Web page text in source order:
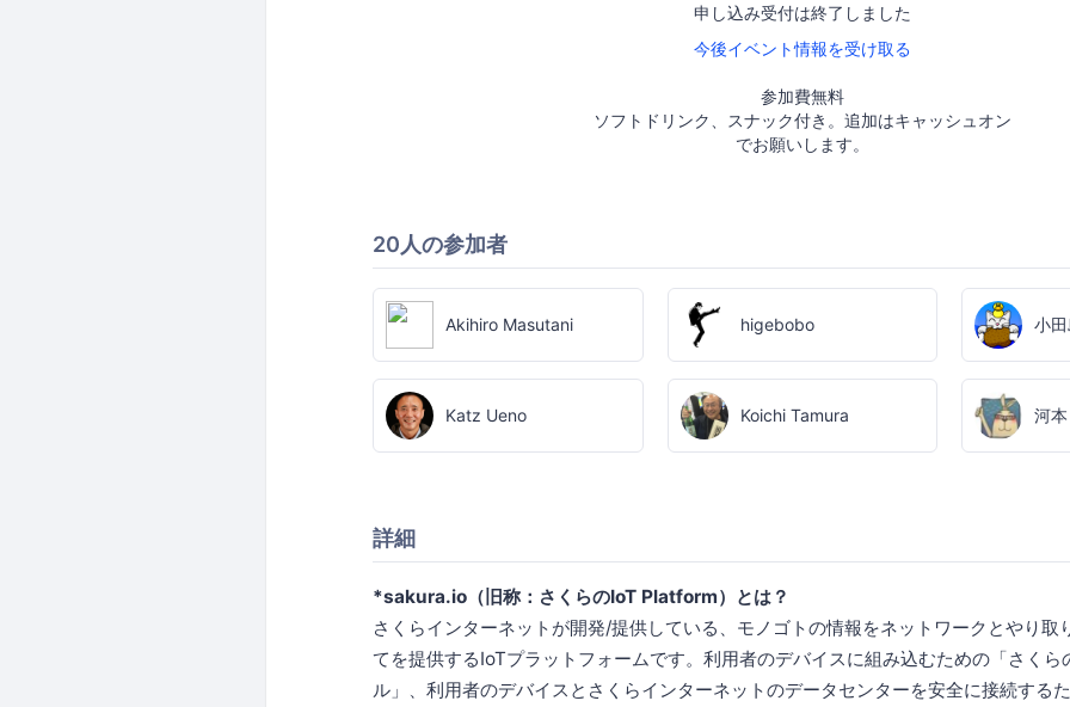
申し込み受付は終了しました
今後イベント情報を受け取る
参加費無料
ソフトドリンク、スナック付き。追加はキャッシュオン
でお願いします。
20人の参加者
Akihiro Masutani higebobo 小
Katz Ueno Koichi Tamura 河
詳細
*sakura.io（旧称：さくらのIoT Platform）とは？
さくらインターネットが開発/提供している、モノゴトの情報をネットワークとやり取
てを提供するIoTプラットフォームです。利用者のデバイスに組み込むための「さくら
ル」、利用者のデバイスとさくらインターネットのデータセンターを安全に接続する